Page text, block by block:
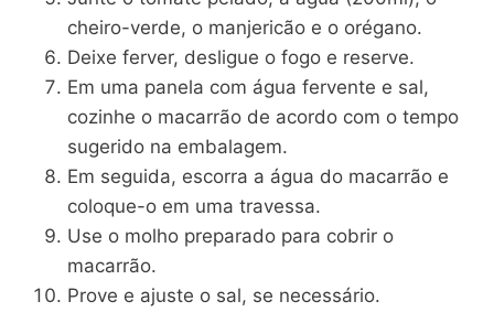
cheiro-verde, o manjericão e o orégano.
Deixe ferver, desligue o fogo e reserve.
Em uma panela com água fervente e sal,
cozinhe o macarrão de acordo com o tempo
sugerido na embalagem.
Em seguida, escorra a água do macarrão e
coloque-o em uma travessa.
Use o molho preparado para cobrir o
macarrão.
Prove e ajuste o sal, se necessário.